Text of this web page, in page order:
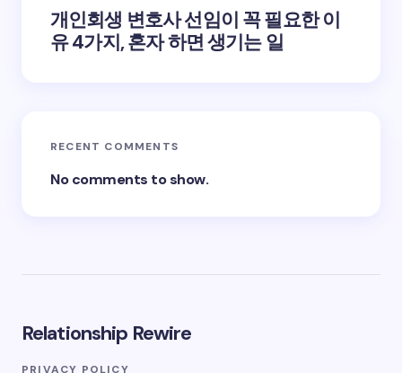
개인회생 변호사 선임이 꼭 필요한 이
유 4가지, 혼자 하면 생기는 일
RECENT COMMENTS
No comments to show.
Relationship Rewire
PRIVACY POLICY